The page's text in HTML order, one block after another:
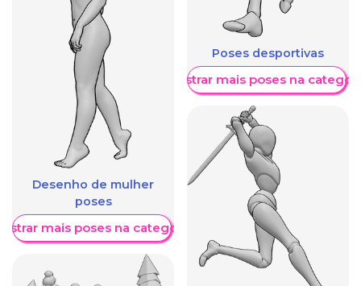
Desenho de mulher
poses
mais poses na categoria
Poses desportivas
Mostrar mais poses na